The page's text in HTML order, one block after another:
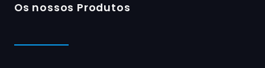
Os nossos Produtos